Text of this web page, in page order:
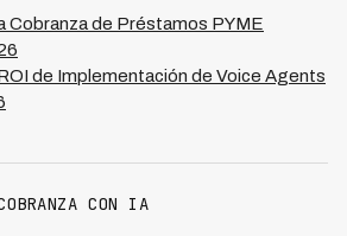
Cobranza de Préstamos PYME
de Implementación de Voice Agents
CON IA